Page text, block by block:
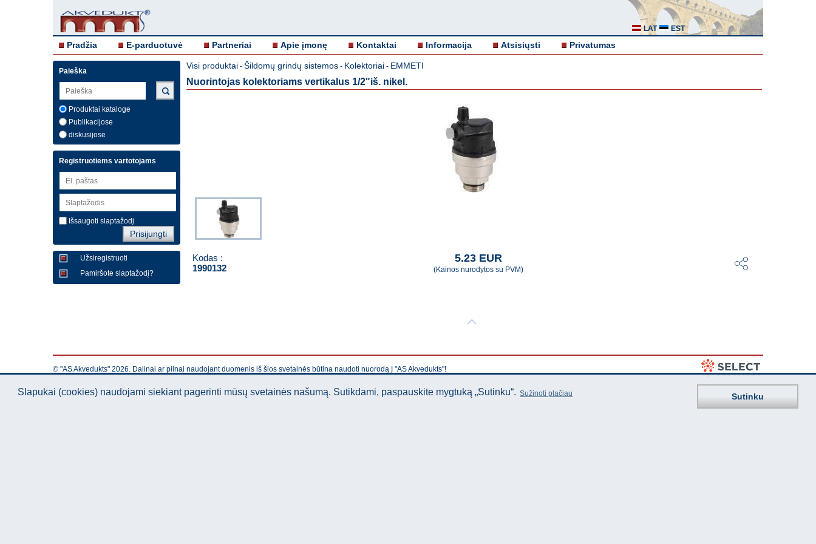
LAT EST
Pradžia E-parduotuvė Partneriai Apie įmonę Kontaktai Informacija Atsisiųsti Privatumas
Paieška
Produktai kataloge
Publikacijose
diskusijose
Registruotiems vartotojams
Išsaugoti slaptažodį
Užsiregistruoti
Pamiršote slaptažodį?
Visi produktai - Šildomų grindų sistemos - Kolektoriai - EMMETI
Nuorintojas kolektoriams vertikalus 1/2"iš. nikel.
Kodas :
1990132
5.23 EUR
(Kainos nurodytos su PVM)
© "AS Akvedukts" 2026. Dalinai ar pilnai naudojant duomenis iš šios svetainės būtina naudoti nuorodą Į "AS Akvedukts"!
Slapukai (cookies) naudojami siekiant pagerinti mūsų svetainės našumą. Sutikdami, paspauskite mygtuką „Sutinku“. Sužinoti plačiau Sutinku